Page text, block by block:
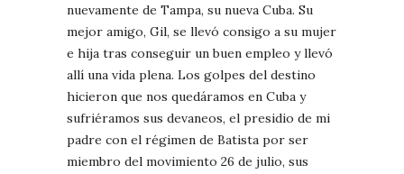
nuevamente de Tampa, su nueva Cuba. Su
mejor amigo, Gil, se llevó consigo a su mujer
e hija tras conseguir un buen empleo y llevó
allí una vida plena. Los golpes del destino
hicieron que nos quedáramos en Cuba y
sufriéramos sus devaneos, el presidio de mi
padre con el régimen de Batista por ser
miembro del movimiento 26 de julio, sus